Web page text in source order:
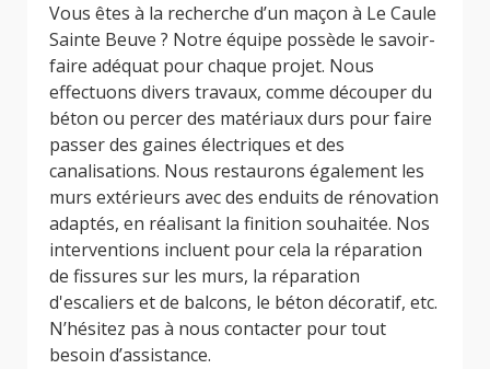
Vous êtes à la recherche d’un maçon à Le Caule
Sainte Beuve ? Notre équipe possède le savoir-
faire adéquat pour chaque projet. Nous
effectuons divers travaux, comme découper du
béton ou percer des matériaux durs pour faire
passer des gaines électriques et des
canalisations. Nous restaurons également les
murs extérieurs avec des enduits de rénovation
adaptés, en réalisant la finition souhaitée. Nos
interventions incluent pour cela la réparation
de fissures sur les murs, la réparation
d'escaliers et de balcons, le béton décoratif, etc.
N’hésitez pas à nous contacter pour tout
besoin d’assistance.